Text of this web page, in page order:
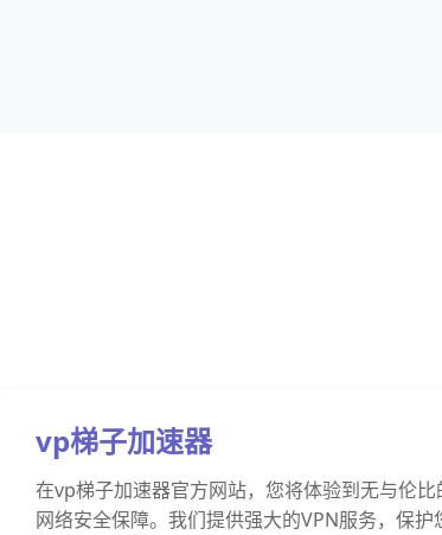
vp梯子加速器
在vp梯子加速器官方网站，您将体验到无与伦比
网络安全保障。我们提供强大的VPN服务，保护